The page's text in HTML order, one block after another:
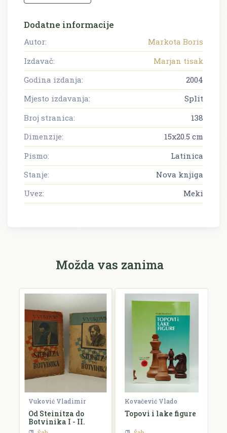
Dodatne informacije
Autor:
Markota Boris
Izdavač:
Marjan tisak
Godina izdanja:
2004
Mjesto izdavanja:
Split
Broj stranica:
138
Dimenzije:
15x20.5 cm
Pismo:
Latinica
Stanje:
Nova knjiga
Uvez:
Meki
Možda vas zanima
Vuković Vladimir
Od Steinitza do
Botvinika I - II.
Kovačević Vlado
Topovi i lake figure